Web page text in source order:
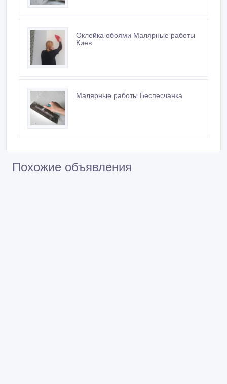
Оклейка обоями Малярные работы
Киев
Малярные работы Беспесчанка
Похожие объявления